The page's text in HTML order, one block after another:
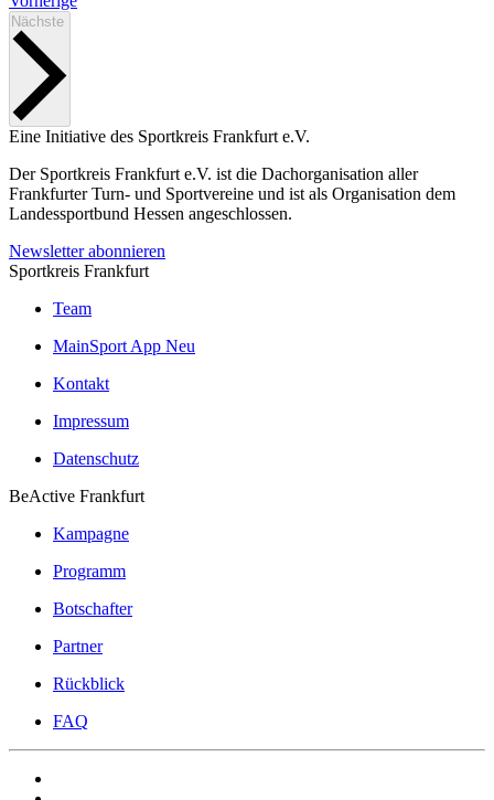
Nächste
Eine Initiative des Sportkreis Frankfurt e.V.
Der Sportkreis Frankfurt e.V. ist die Dachorganisation aller
Frankfurter Turn- und Sportvereine und ist als Organisation dem
Landessportbund Hessen angeschlossen.
Newsletter abonnieren
Sportkreis Frankfurt
Team
MainSport App Neu
Kontakt
Impressum
Datenschutz
BeActive Frankfurt
Kampagne
Programm
Botschafter
Partner
Rückblick
FAQ